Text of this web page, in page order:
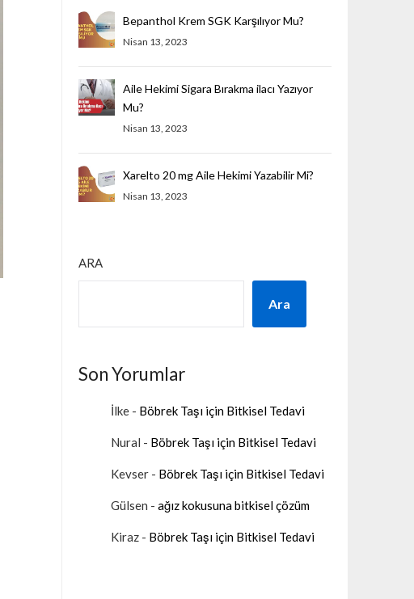
Bepanthol Krem SGK Karşılıyor Mu?
Nisan 13, 2023
Aile Hekimi Sigara Bırakma ilacı Yazıyor
Mu?
Nisan 13, 2023
Xarelto 20 mg Aile Hekimi Yazabilir Mi?
Nisan 13, 2023
ARA
Ara
Son Yorumlar
İlke- Böbrek Taşı için Bitkisel Tedavi
Nural - Böbrek Taşı için Bitkisel Tedavi
Kevser- Böbrek Taşı için Bitkisel Tedavi
Gülsen - ağız kokusuna bitkisel çözüm
Kiraz- Böbrek Taşı için Bitkisel Tedavi